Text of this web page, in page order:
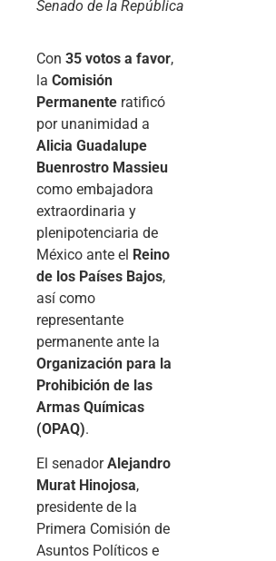
Senado de la República
Con 35 votos a favor,
la Comisión
Permanente ratificó
por unanimidad a
Alicia Guadalupe
Buenrostro Massieu
como embajadora
extraordinaria y
plenipotenciaria de
México ante el Reino
de los Países Bajos,
así como
representante
permanente ante la
Organización para la
Prohibición de las
Armas Químicas
(OPAQ).
El senadorAlejandro
Murat Hinojosa,
presidente de la
Primera Comisión de
Asuntos Políticos e